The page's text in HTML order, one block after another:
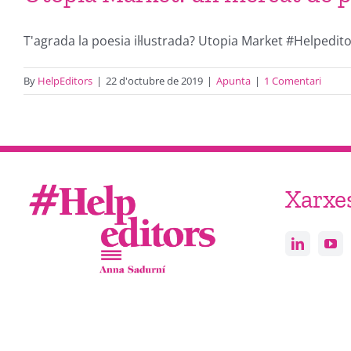
T'agrada la poesia il·lustrada? Utopia Market
By HelpEditors | 22 d'octubre de 2019 | Apunta | 1 Comentari